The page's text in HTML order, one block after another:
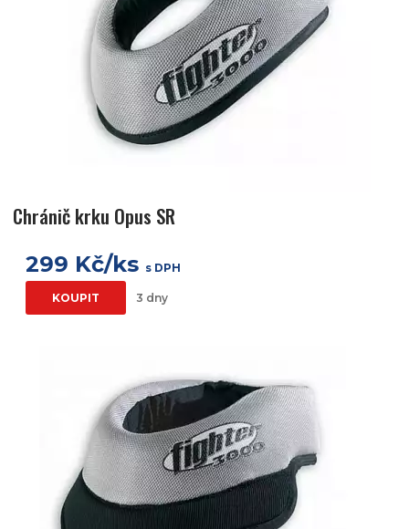
Chránič krku Opus SR
299 Kč/ks s DPH
KOUPIT 3 dny